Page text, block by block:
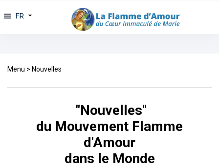
FR
Menu > Nouvelles
"Nouvelles"
du Mouvement Flamme
d'Amour
dans le Monde